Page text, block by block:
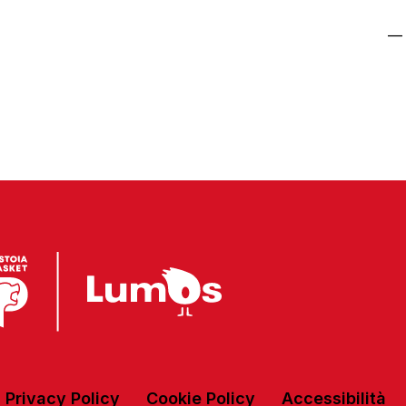
—
Privacy Policy Cookie Policy Accessibilità